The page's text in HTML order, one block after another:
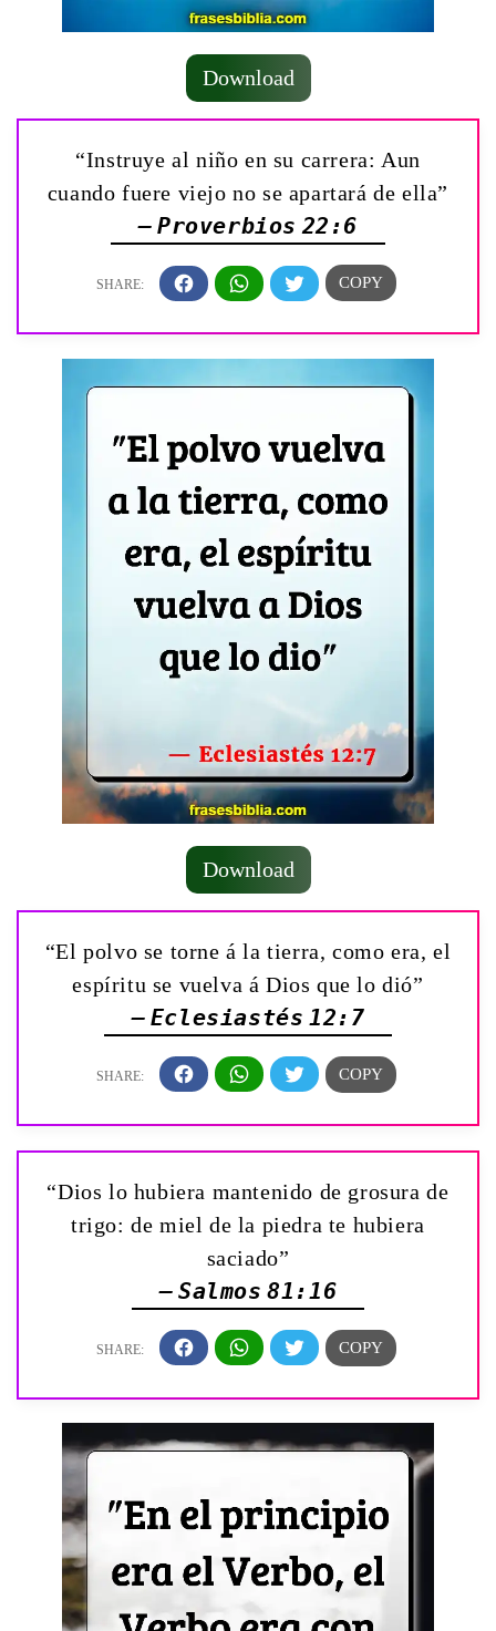
Download
“Instruye al niño en su carrera: Aun
cuando fuere viejo no se apartará de ella”
— Proverbios 22:6
Download
“El polvo se torne á la tierra, como era, el
espíritu se vuelva á Dios que lo dió”
— Eclesiastés 12:7
“Dios lo hubiera mantenido de grosura de
trigo: de miel de la piedra te hubiera
saciado”
— Salmos 81:16